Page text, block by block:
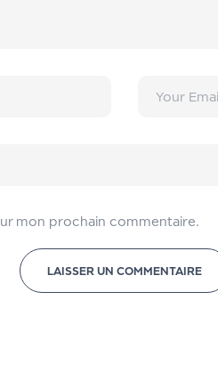
mon prochain commentaire.